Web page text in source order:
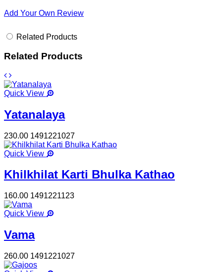
Add Your Own Review
Related Products
Related Products
Quick View
Yatanalaya
230.00 1491221027
Quick View
Khilkhilat Karti Bhulka Kathao
160.00 1491221123
Quick View
Vama
260.00 1491221027